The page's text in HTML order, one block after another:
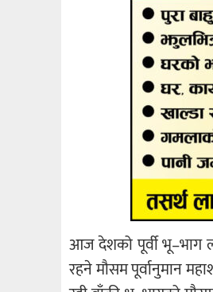
आज देशको पूर्वी भू–भाग
रहने मौसम पूर्वानुमान